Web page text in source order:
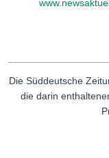
Die Süddeutsche
die darin